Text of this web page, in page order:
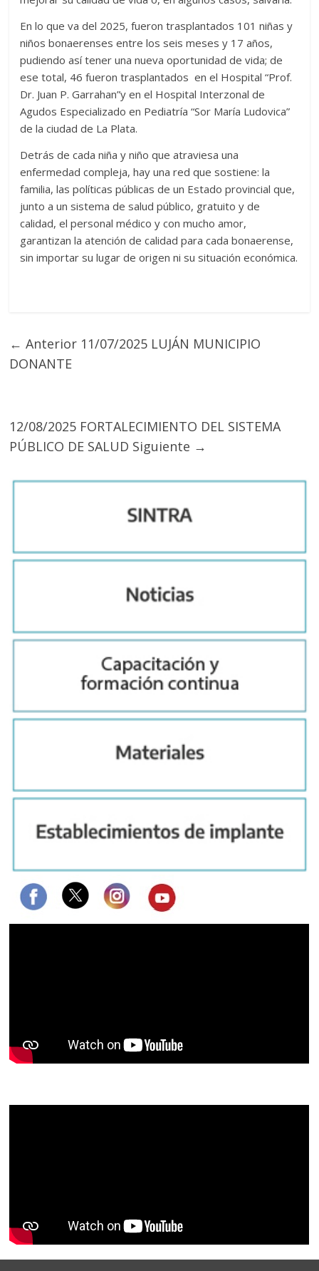
En lo que va del 2025, fueron trasplantados 101 niñas y
niños bonaerenses entre los seis meses y 17 años,
pudiendo así tener una nueva oportunidad de vida; de
ese total, 46 fueron trasplantados en el Hospital “Prof.
Dr. Juan P. Garrahan”y en el Hospital Interzonal de
Agudos Especializado en Pediatría “Sor María Ludovica”
de la ciudad de La Plata.
Detrás de cada niña y niño que atraviesa una
enfermedad compleja, hay una red que sostiene: la
familia, las políticas públicas de un Estado provincial que,
junto a un sistema de salud público, gratuito y de
calidad, el personal médico y con mucho amor,
garantizan la atención de calidad para cada bonaerense,
sin importar su lugar de origen ni su situación económica.
← Anterior 11/07/2025 LUJÁN MUNICIPIO
DONANTE
12/08/2025 FORTALECIMIENTO DEL SISTEMA
PÚBLICO DE SALUD Siguiente →